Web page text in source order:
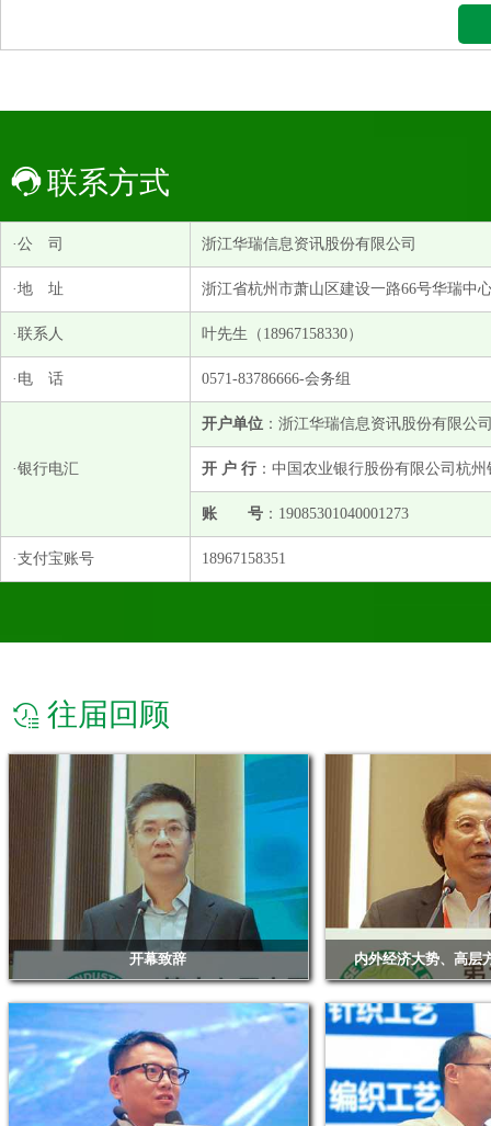
联系方式
·公 司 浙江华瑞信息资讯股份有限公司
·地 址 浙江省杭州市萧山区建设一路66号华瑞中
·联系人 叶先生（18967158330）
·电 话 0571-83786666-会务组
·银行电汇
开户单位 ：浙江华瑞信息资讯股份有限公
开 户 行 ：中国农业银行股份有限公司杭
账 号 ：19085301040001273
·支付宝账号 18967158351
往届回顾
开幕致辞 内外经济大势、高层